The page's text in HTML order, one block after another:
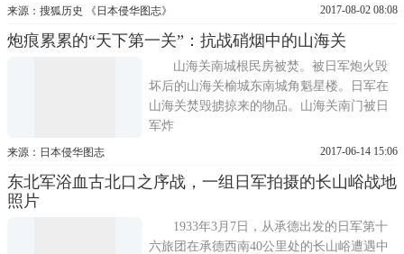
来源：搜狐历史 《日本侵华图志》 2017-08-02 08:08
炮痕累累的“天下第一关”：抗战硝烟中的山海关
山海关南城根民房被焚。被日军炮火毁
坏后的山海关榆城东南城角魁星楼。日军在
山海关焚毁掳掠来的物品。山海关南门被日
军炸
来源：日本侵华图志 2017-06-14 15:06
东北军浴血古北口之序战，一组日军拍摄的长山峪战地
照片
1933年3月7日，从承德出发的日军第十
六旅团在承德西南40公里处的长山峪遭遇中